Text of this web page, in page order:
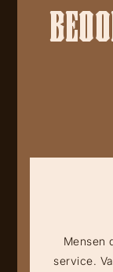
Mensen
service.